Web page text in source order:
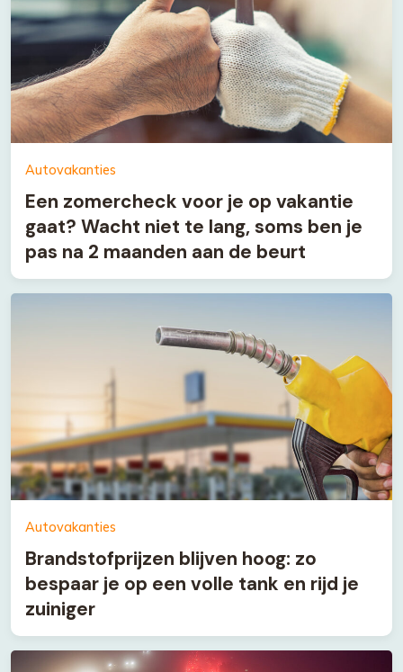
Autovakanties
Een zomercheck voor je op vakantie
gaat? Wacht niet te lang, soms ben je
pas na 2 maanden aan de beurt
Autovakanties
Brandstofprijzen blijven hoog: zo
bespaar je op een volle tank en rijd je
zuiniger